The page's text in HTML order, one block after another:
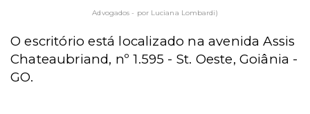
Advogados - por Luciana Lombardi)
O escritório está localizado na avenida Assis
Chateaubriand, nº 1.595 - St. Oeste, Goiânia -
GO.